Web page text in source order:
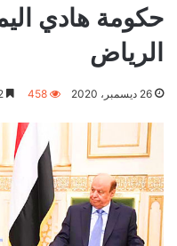
حكومة هادي
الرياض
26 ديسمبر، 2020 458